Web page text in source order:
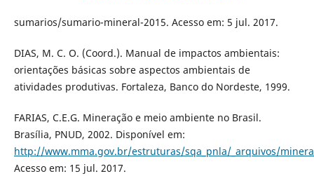
sumarios/sumario-mineral-2015. Acesso em: 5 jul. 2017.
DIAS, M. C. O. (Coord.). Manual de impactos ambientais:
orientações básicas sobre aspectos ambientais de
atividades produtivas. Fortaleza, Banco do Nordeste, 1999.
FARIAS, C.E.G. Mineração e meio ambiente no Brasil.
Brasília, PNUD, 2002. Disponível em:
http://www.mma.gov.br/estruturas/sqa_pnla/_arquivos/
Acesso em: 15 jul. 2017.